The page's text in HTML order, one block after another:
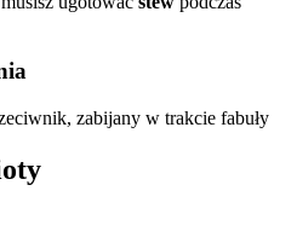
zabijany w trakcie fabuły